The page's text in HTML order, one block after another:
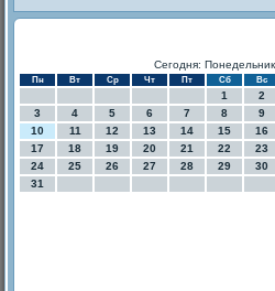
Сегодня:
Пн Вт Ср Чт Пт Сб Вс
1
2
3
4 5 6 7 8
9
10
11 12 13 14 15
16
17
18 19 20 21 22
23
24
25 26 27 28 29
30
31